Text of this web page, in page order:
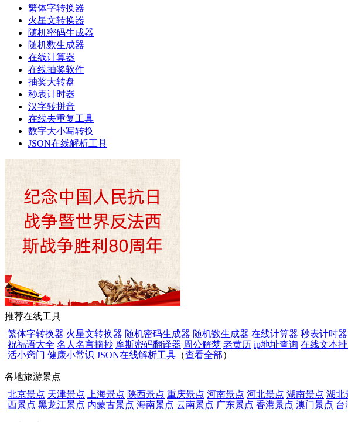
繁体字转换器
火星文转换器
随机密码生成器
随机数生成器
在线计算器
在线抽奖软件
抽奖大转盘
秒表计时器
汉字转拼音
在线去重复工具
数字大小写转换
JSON在线解析工具
推荐在线工具
繁体字转换器 火星文转换器 随机密码生成器 随机数生成器 在线计算器 秒表计时器
祝福语大全 名人名言摘抄 摩斯密码翻译器 周公解梦 老黄历 ip地址查询 在线文本
活小窍门 健康小常识 JSON在线解析工具 （查看全部）
各地旅游景点
北京景点 天津景点 上海景点 陕西景点 重庆景点 河南景点 河北景点 湖南景点 湖北
西景点 黑龙江景点 内蒙古景点 海南景点 云南景点 广东景点 香港景点 澳门景点 台